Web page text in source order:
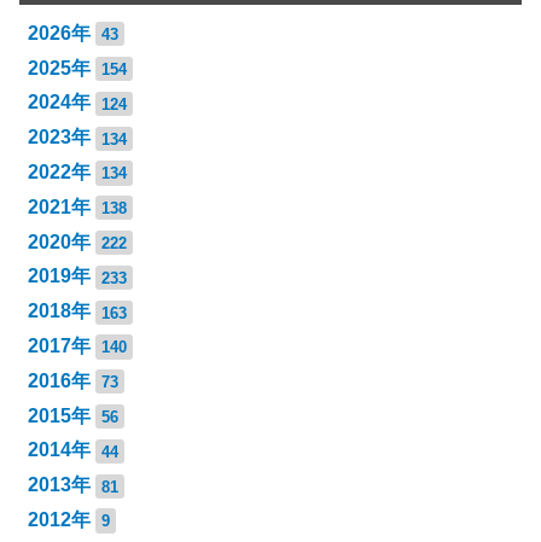
2026年 43
2025年 154
2024年 124
2023年 134
2022年 134
2021年 138
2020年 222
2019年 233
2018年 163
2017年 140
2016年 73
2015年 56
2014年 44
2013年 81
2012年 9